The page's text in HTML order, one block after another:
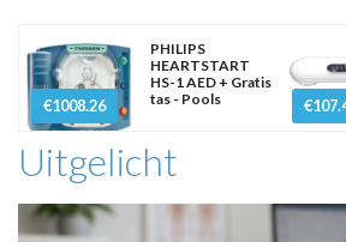
€1008.26
PHILIPS
HEARTSTART
HS-1 AED + Gratis
tas - Pools
Uitgelicht